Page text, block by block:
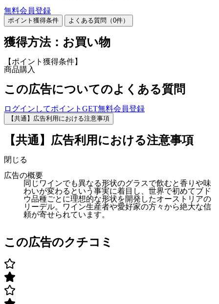
無料会員登録
ポイント獲得条件 よくある質問（0件）
獲得方法：お買い物
【ポイント獲得条件】
商品購入
この広告についてのよくある質問
ログインしてポイントGET無料会員登録
【共通】広告利用における注意事項
【共通】広告利用における注意事項
閉じる
広告の概要
同じワインでも異なる形状のグラスで飲むと香りや味
わいが変わるという事実に着目し、世界で初めてブド
ウ品種ごとに理想的な形状を開発したオーストリアの
リーデル。ワイン生産者や愛好家の方々から絶大な信
頼が寄せられています。
この広告のクチコミ